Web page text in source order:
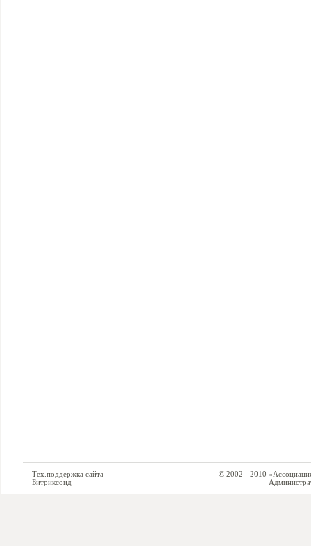
Тех.поддержка сайта -
Битриксоид
© 2002 - 2010 «Ассоциация